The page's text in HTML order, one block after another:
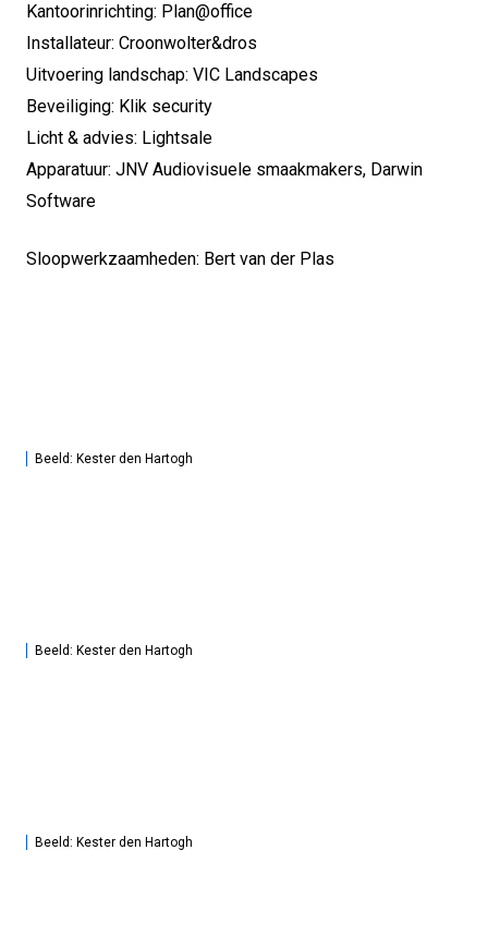
Kantoorinrichting: Plan@office
Installateur: Croonwolter&dros
Uitvoering landschap: VIC Landscapes
Beveiliging: Klik security
Licht & advies: Lightsale
Apparatuur: JNV Audiovisuele smaakmakers, Darwin
Software
Sloopwerkzaamheden: Bert van der Plas
Beeld: Kester den Hartogh
Beeld: Kester den Hartogh
Beeld: Kester den Hartogh